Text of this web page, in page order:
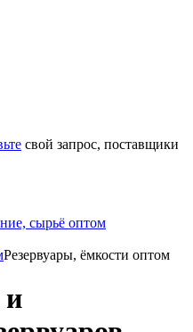
свой запрос, поставщики
сырьё оптом
Резервуары, ёмкости оптом
и